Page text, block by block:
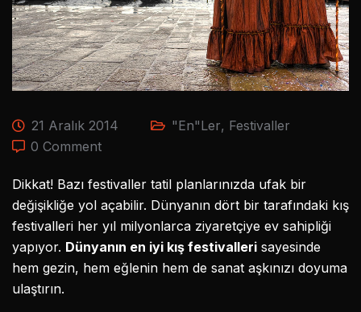
21 Aralık 2014 "En"ler, Festivaller
0 Comment
Dikkat! Bazı festivaller tatil planlarınızda ufak bir
değişikliğe yol açabilir. Dünyanın dört bir tarafındaki kış
festivalleri her yıl milyonlarca ziyaretçiye ev sahipliği
yapıyor. Dünyanın en iyi kış festivalleri sayesinde
hem gezin, hem eğlenin hem de sanat aşkınızı doyuma
ulaştırın.